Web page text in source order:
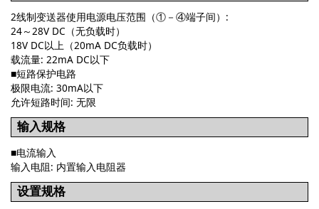
2线制变送器使用电源电压范围（①－④端子间）:
24～28V DC（无负载时）
18V DC以上（20mA DC负载时）
载流量: 22mA DC以下
■短路保护电路
极限电流: 30mA以下
允许短路时间: 无限
输入规格
■电流输入
输入电阻: 内置输入电阻器
设置规格